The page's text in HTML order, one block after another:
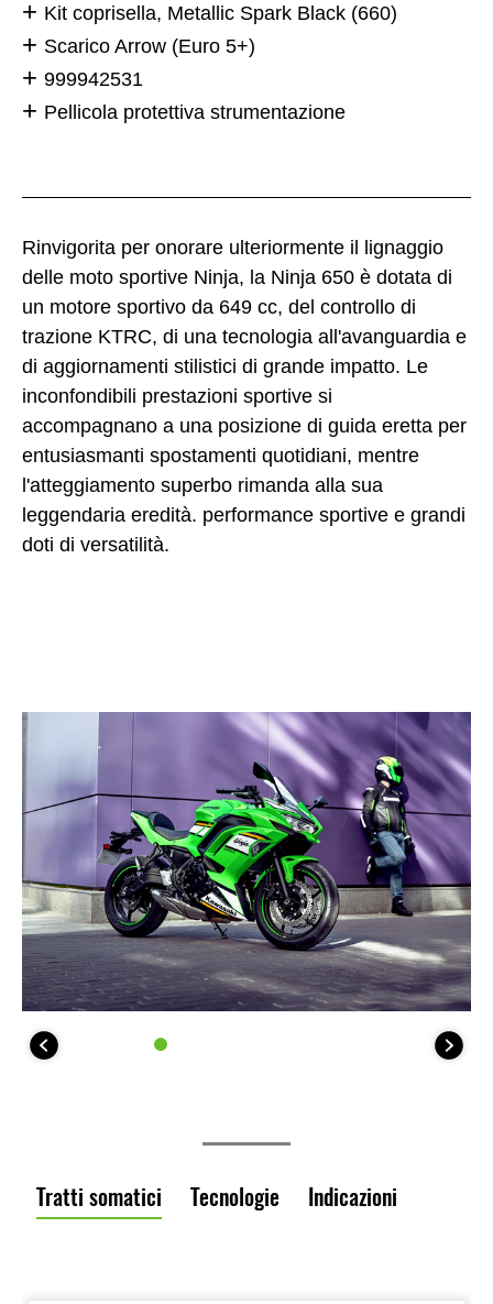
Rinvigorita per onorare ulteriormente il lignaggio
delle moto sportive Ninja, la Ninja 650 è dotata di
un motore sportivo da 649 cc, del controllo di
trazione KTRC, di una tecnologia all'avanguardia e
di aggiornamenti stilistici di grande impatto. Le
inconfondibili prestazioni sportive si
accompagnano a una posizione di guida eretta per
entusiasmanti spostamenti quotidiani, mentre
l'atteggiamento superbo rimanda alla sua
leggendaria eredità. performance sportive e grandi
doti di versatilità.
Kit coprisella, Metallic Spark Black (660)
Scarico Arrow (Euro 5+)
999942531
Pellicola protettiva strumentazione
Tratti somatici Tecnologie Indicazioni